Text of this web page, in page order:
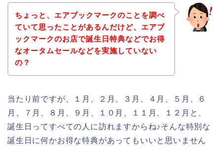
ちょっと、エアブックマークのことを調べ
ていて思ったことがあるんだけど、エアブ
ックマークのお店で誕生日特典などでお得
なオータムセールなどを実施していない
の？
当たり前ですが、１月、２月、３月、４月、５月、６
月、７月、８月、９月、１０月、１１月、１２月と、
誕生日ってすべての人に訪れますからね♪そんな特別な
誕生日に何かお得な特典があってもいいと思いません